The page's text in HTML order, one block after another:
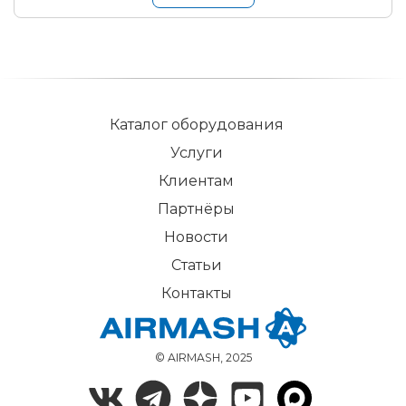
© AIRMASH, 2025
Каталог оборудования
Услуги
Клиентам
Партнёры
Новости
Статьи
Контакты